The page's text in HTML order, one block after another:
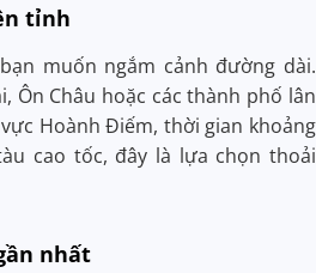
tỉnh
muốn ngắm cảnh đường dài.
Ôn Châu hoặc các thành phố lân
Hoành Điếm, thời gian khoảng
cao tốc, đây là lựa chọn thoải
nhất